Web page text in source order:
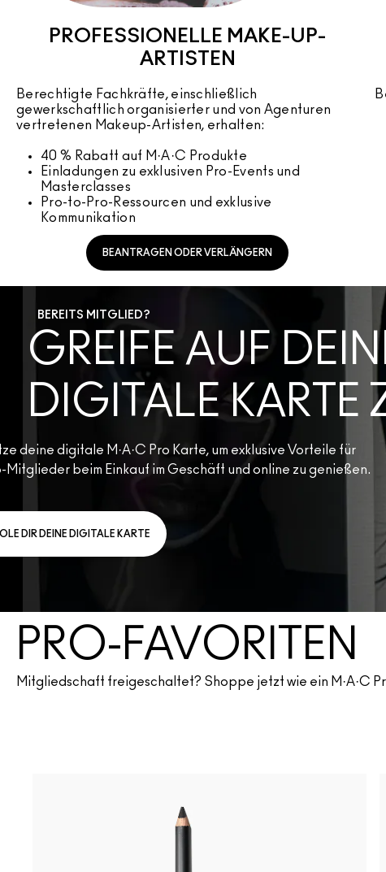
PROFESSIONELLE MAKE-UP-
ARTISTEN
Berechtigte Fachkräfte, einschließlich
gewerkschaftlich organisierter und von Agenturen
vertretenen Makeup-Artisten, erhalten:
40 % Rabatt auf M·A·C Produkte
Einladungen zu exklusiven Pro-Events und
Masterclasses
Pro-to-Pro-Ressourcen und exklusive
Kommunikation
BEANTRAGEN ODER VERLÄNGERN
BEREITS MITGLIED?
GREIFE AUF
DIGITALE KARTE
deine digitale M·A·C Pro Karte, um exklusive Vorteile für
Mitglieder beim Einkauf im Geschäft und online zu genießen.
DIR DEINE DIGITALE KARTE
PRO-FAVORITEN
Mitgliedschaft freigeschaltet? Shoppe jetzt wie ein M·A·C